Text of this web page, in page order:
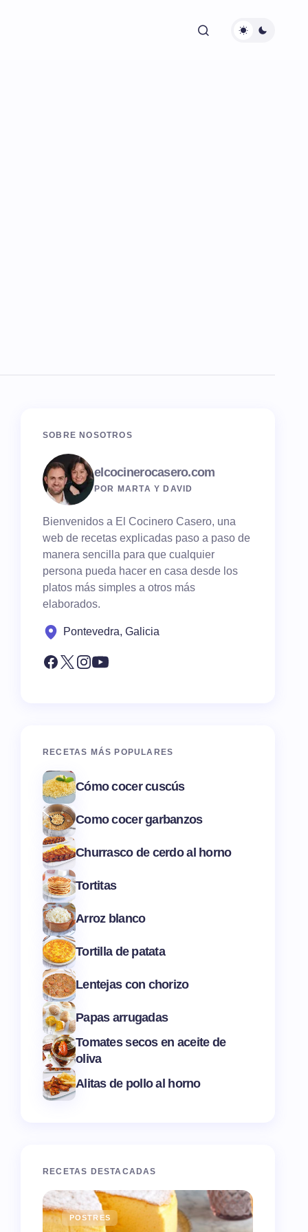
SOBRE NOSOTROS
elcocinerocasero.com
POR MARTA Y DAVID
Bienvenidos a El Cocinero Casero, una
web de recetas explicadas paso a paso de
manera sencilla para que cualquier
persona pueda hacer en casa desde los
platos más simples a otros más
elaborados.
Pontevedra, Galicia
RECETAS MÁS POPULARES
Cómo cocer cuscús
Como cocer garbanzos
Churrasco de cerdo al horno
Tortitas
Arroz blanco
Tortilla de patata
Lentejas con chorizo
Papas arrugadas
Tomates secos en aceite de
oliva
Alitas de pollo al horno
RECETAS DESTACADAS
POSTRES